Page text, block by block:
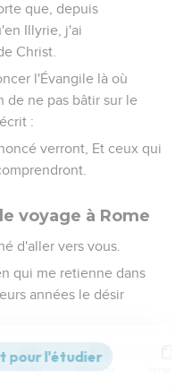
que, depuis
Illyrie, j'ai
Christ.
l'Évangile là où
de ne pas bâtir sur le
:
verront, Et ceux qui
voyage à Rome
d'aller vers vous.
qui me retienne dans
années le désir
je me rendrai en
après que j'aurai
Strong